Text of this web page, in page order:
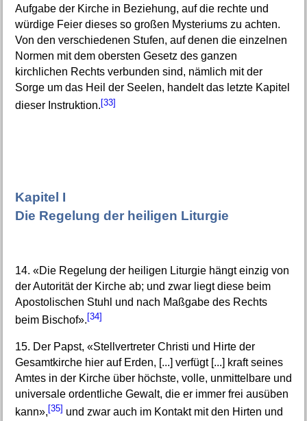
Aufgabe der Kirche in Beziehung, auf die rechte und
würdige Feier dieses so großen Mysteriums zu achten.
Von den verschiedenen Stufen, auf denen die einzelnen
Normen mit dem obersten Gesetz des ganzen
kirchlichen Rechts verbunden sind, nämlich mit der
Sorge um das Heil der Seelen, handelt das letzte Kapitel
dieser Instruktion.[33]
Kapitel I
Die Regelung der heiligen Liturgie
14. «Die Regelung der heiligen Liturgie hängt einzig von
der Autorität der Kirche ab; und zwar liegt diese beim
Apostolischen Stuhl und nach Maßgabe des Rechts
beim Bischof».[34]
15. Der Papst, «Stellvertreter Christi und Hirte der
Gesamtkirche hier auf Erden, [...] verfügt [...] kraft seines
Amtes in der Kirche über höchste, volle, unmittelbare und
universale ordentliche Gewalt, die er immer frei ausüben
kann», [35] und zwar auch im Kontakt mit den Hirten und